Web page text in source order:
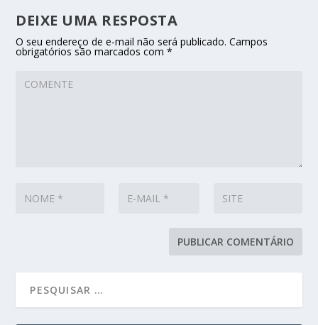
DEIXE UMA RESPOSTA
O seu endereço de e-mail não será publicado. Campos
obrigatórios são marcados com*